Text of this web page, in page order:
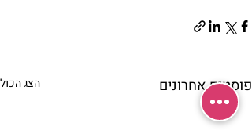
פוסטים אחרונים הצג הכול